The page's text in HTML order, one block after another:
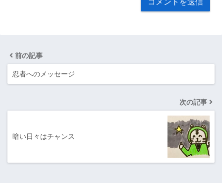
前の記事
忍者へのメッセージ
次の記事
暗い日々はチャンス